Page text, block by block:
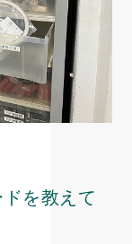
を教えて